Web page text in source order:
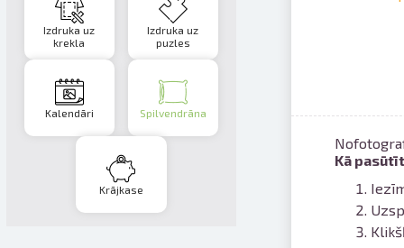
Izdruka uz
krekla
Izdruka uz
puzles
Kalendāri Spilvendrāna
Krājkase
Kā pasūtīt